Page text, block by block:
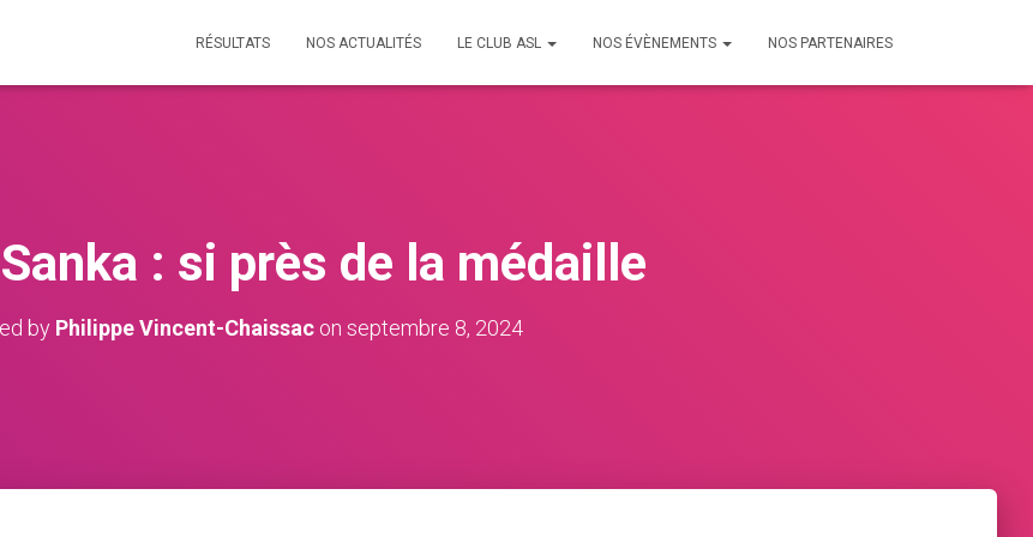
RÉSULTATS NOS ACTUALITÉS LE CLUB ASL NOS ÉVÈNEMENTS NOS PARTENAIRES
: si près de la médaille
by Philippe Vincent-Chaissac on septembre 8, 2024